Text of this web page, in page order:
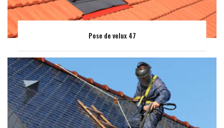
Pose de velux 47